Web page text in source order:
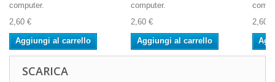
computer.
2,60 €
Aggiungi al carrello
computer.
2,60 €
Aggiungi al carrello
2,60 €
SCARICA